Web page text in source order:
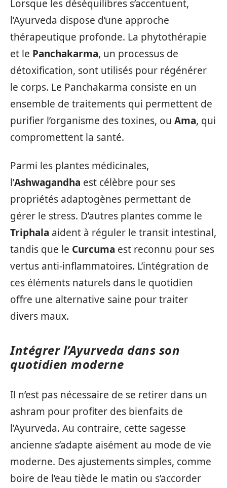
Lorsque les déséquilibres s’accentuent,
l’Ayurveda dispose d’une approche
thérapeutique profonde. La phytothérapie
et le Panchakarma, un processus de
détoxification, sont utilisés pour régénérer
le corps. Le Panchakarma consiste en un
ensemble de traitements qui permettent de
purifier l’organisme des toxines, ou Ama, qui
compromettent la santé.
Parmi les plantes médicinales,
l’Ashwagandha est célèbre pour ses
propriétés adaptogènes permettant de
gérer le stress. D’autres plantes comme le
Triphala aident à réguler le transit intestinal,
tandis que le Curcuma est reconnu pour ses
vertus anti-inflammatoires. L’intégration de
ces éléments naturels dans le quotidien
offre une alternative saine pour traiter
divers maux.
Intégrer l’Ayurveda dans son
quotidien moderne
Il n’est pas nécessaire de se retirer dans un
ashram pour profiter des bienfaits de
l’Ayurveda. Au contraire, cette sagesse
ancienne s’adapte aisément au mode de vie
moderne. Des ajustements simples, comme
boire de l’eau tiède le matin ou s’accorder